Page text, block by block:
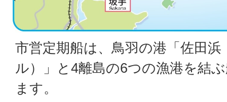
市営定期船は、鳥羽の港「佐田
ル）」と4離島の6つの漁港を結
ます。